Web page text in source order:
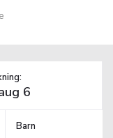
Barn